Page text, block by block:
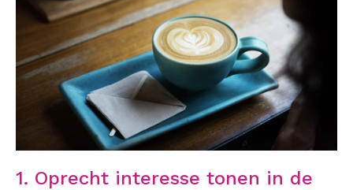
1. Oprecht interesse tonen in de